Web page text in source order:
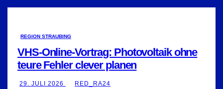
REGION STRAUBING
VHS-Online-Vortrag: Photovoltaik ohne
teure Fehler clever planen
29. JULI 2026 RED_RA24